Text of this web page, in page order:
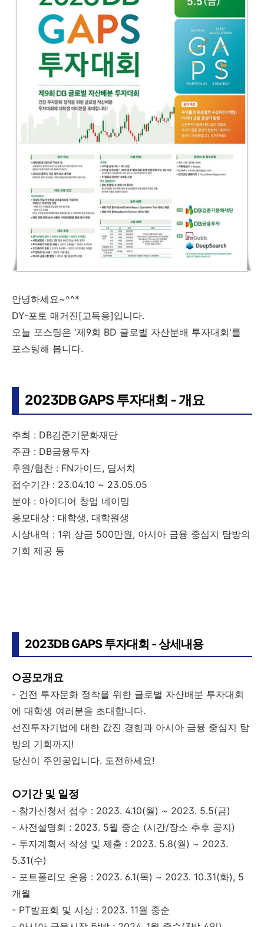
안녕하세요~^^*
DY-포토 매거진[고득용]입니다.
오늘 포스팅은 '제9회 BD 글로벌 자산분배 투자대회'를
포스팅해 봅니다.
2023DB GAPS 투자대회 - 개요
주최 : DB김준기문화재단
주관 : DB금융투자
후원/협찬 : FN가이드, 딥서치
접수기간 : 23.04.10 ~ 23.05.05
분야 : 아이디어 창업 네이밍
응모대상 : 대학생, 대학원생
시상내역 : 1위 상금 500만원, 아시아 금융 중심지 탐방의
기회 제공 등
2023DB GAPS 투자대회 - 상세내용
○공모개요
- 건전 투자문화 정착을 위한 글로벌 자산배분 투자대회
에 대학생 여러분을 초대합니다.
선진투자기법에 대한 값진 경험과 아시아 금융 중심지 탐
방의 기회까지!
당신이 주인공입니다. 도전하세요!
○기간 및 일정
- 참가신청서 접수 : 2023. 4.10(월) ~ 2023. 5.5(금)
- 사전설명회 : 2023. 5월 중순 (시간/장소 추후 공지)
- 투자계획서 작성 및 제출 : 2023. 5.8(월) ~ 2023.
5.31(수)
- 포트폴리오 운용 : 2023. 6.1(목) ~ 2023. 10.31(화), 5
개월
- PT발표회 및 시상 : 2023. 11월 중순